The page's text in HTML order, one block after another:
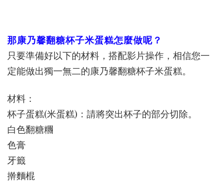
那康乃馨翻糖杯子米蛋糕怎麼做呢？
只要準備好以下的材料，搭配影片操作，相信您一
定能做出獨一無二的康乃馨翻糖杯子米蛋糕。
材料：
杯子蛋糕(米蛋糕)：請將突出杯子的部分切除。
白色翻糖糰
色膏
牙籤
擀麵棍